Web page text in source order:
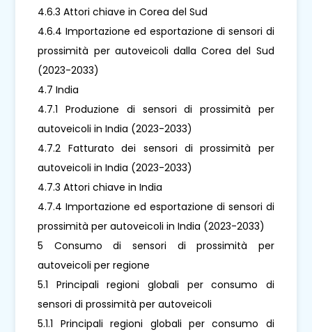
4.6.3 Attori chiave in Corea del Sud
4.6.4 Importazione ed esportazione di sensori di
prossimità per autoveicoli dalla Corea del Sud
(2023-2033)
4.7 India
4.7.1 Produzione di sensori di prossimità per
autoveicoli in India (2023-2033)
4.7.2 Fatturato dei sensori di prossimità per
autoveicoli in India (2023-2033)
4.7.3 Attori chiave in India
4.7.4 Importazione ed esportazione di sensori di
prossimità per autoveicoli in India (2023-2033)
5 Consumo di sensori di prossimità per
autoveicoli per regione
5.1 Principali regioni globali per consumo di
sensori di prossimità per autoveicoli
5.1.1 Principali regioni globali per consumo di